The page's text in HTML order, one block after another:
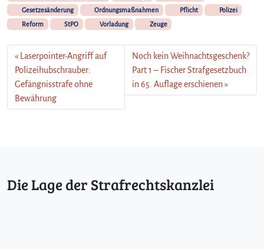
Gesetzesänderung
Ordnungsmaßnahmen Pflicht
Polizei
Reform
StPO Vorladung Zeuge
Laserpointer-Angriff auf
Polizeihubschrauber:
Gefängnisstrafe ohne
Bewährung
Noch kein Weihnachtsgeschenk?
Part 1 – Fischer Strafgesetzbuch
in 65. Auflage erschienen
Die Lage der Strafrechtskanzlei